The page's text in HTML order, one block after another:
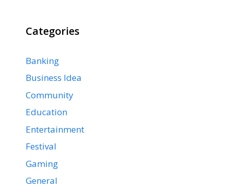
Categories
Banking
Business Idea
Community
Education
Entertainment
Festival
Gaming
General